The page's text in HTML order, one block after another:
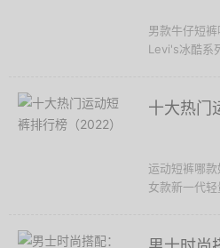
男款牛仔短
Levi's冰酷系
十大热门
运动短裤哪
女款新一代